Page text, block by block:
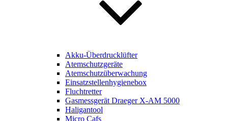
Akku-Überdrucklüfter
Atemschutzgeräte
Atemschutzüberwachung
Einsatzstellenhygienebox
Fluchtretter
Gasmessgerät Draeger X-AM 5000
Haligantool
Micro Cafs